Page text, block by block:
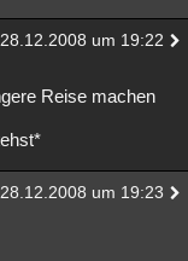
28.12.2008 um 19:22
Reise machen
28.12.2008 um 19:23